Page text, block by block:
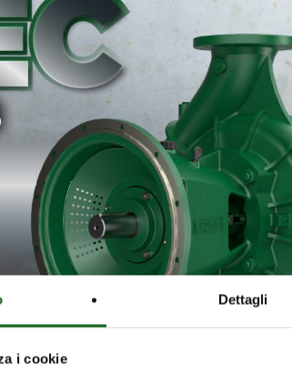
Dettagli
i cookie